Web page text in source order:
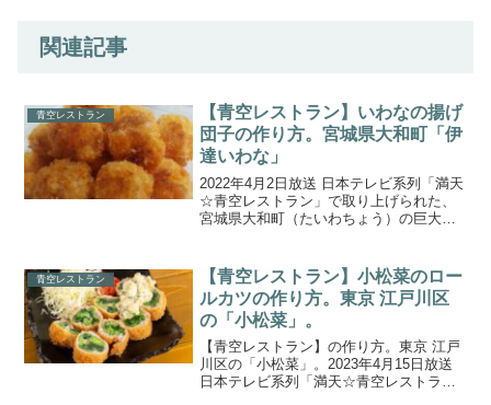
関連記事
青空レストラン
【青空レストラン】いわなの揚げ
団子の作り方。宮城県大和町「伊
達いわな」
2022年4月2日放送 日本テレビ系列「満天
☆青空レストラン」で取り上げられた、
宮城県大和町（たいわちょう）の巨大な
宮城県の新しい特産品のブランド魚『伊
達いわな』。不妊...
青空レストラン
【青空レストラン】小松菜のロー
ルカツの作り方。東京 江戸川区
の「小松菜」。
【青空レストラン】の作り方。東京 江戸
川区の「小松菜」。2023年4月15日放送
日本テレビ系列「満天☆青空レストラ